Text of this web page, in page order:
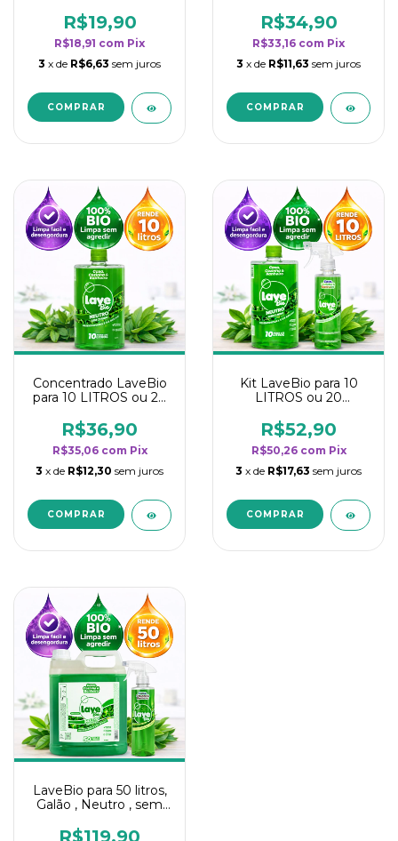
rendimento da
categoria - Neutro
R$19,90
R$18,91 com Pix
3 x de R$6,63 sem juros
rendimento da
categoria - Neutro
R$34,90
R$33,16 com Pix
3 x de R$11,63 sem juros
Concentrado LaveBio
para 10 LITROS ou 20
rendimento da
categoria - Neutro
R$36,90
R$35,06 com Pix
3 x de R$12,30 sem juros
Kit LaveBio para 10
LITROS ou 20
rendimento da
categoria - Neutro
R$52,90
R$50,26 com Pix
3 x de R$17,63 sem juros
LaveBio para 50 litros,
Galão , Neutro , sem